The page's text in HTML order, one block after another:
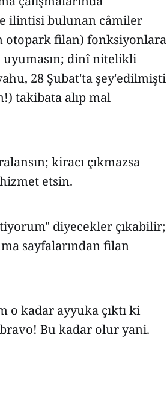
ilintisi bulunan câmiler
otopark filan) fonksiyonlara
uyumasın; dinî nitelikli
28 Şubat'ta şey'edilmişti
takibata alıp mal
kiracı çıkmazsa
etsin.
diyecekler çıkabilir;
sayfalarından filan
o kadar ayyuka çıktı ki
Bu kadar olur yani.